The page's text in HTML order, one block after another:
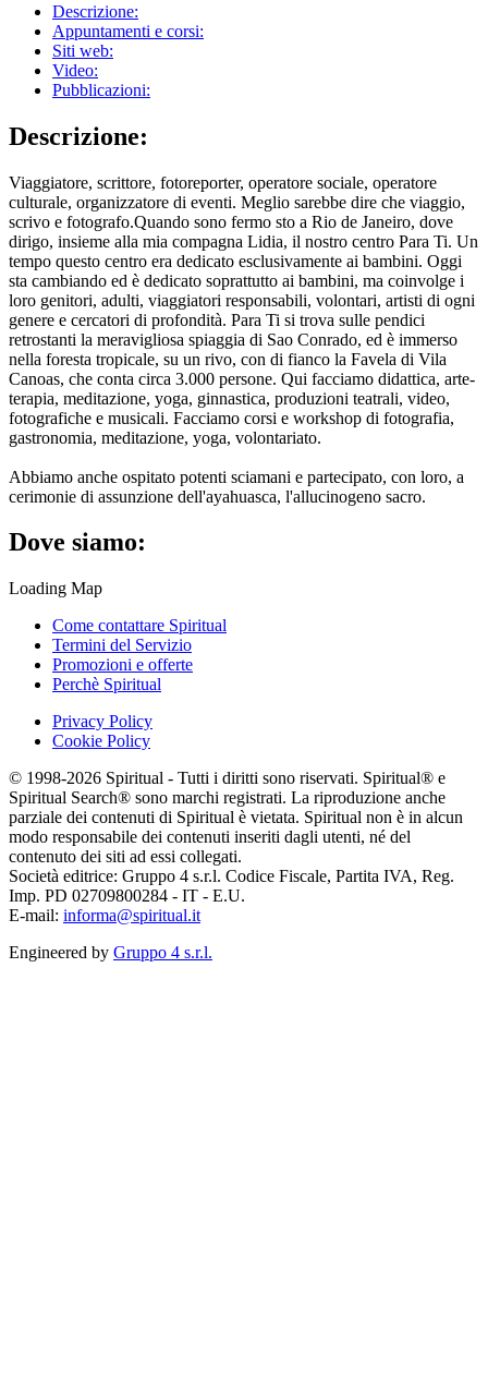
Descrizione:
Appuntamenti e corsi:
Siti web:
Video:
Pubblicazioni:
Descrizione:
Viaggiatore, scrittore, fotoreporter, operatore sociale, operatore
culturale, organizzatore di eventi. Meglio sarebbe dire che viaggio,
scrivo e fotografo.Quando sono fermo sto a Rio de Janeiro, dove
dirigo, insieme alla mia compagna Lidia, il nostro centro Para Ti. Un
tempo questo centro era dedicato esclusivamente ai bambini. Oggi
sta cambiando ed è dedicato soprattutto ai bambini, ma coinvolge i
loro genitori, adulti, viaggiatori responsabili, volontari, artisti di ogni
genere e cercatori di profondità. Para Ti si trova sulle pendici
retrostanti la meravigliosa spiaggia di Sao Conrado, ed è immerso
nella foresta tropicale, su un rivo, con di fianco la Favela di Vila
Canoas, che conta circa 3.000 persone. Qui facciamo didattica, arte-
terapia, meditazione, yoga, ginnastica, produzioni teatrali, video,
fotografiche e musicali. Facciamo corsi e workshop di fotografia,
gastronomia, meditazione, yoga, volontariato.
Abbiamo anche ospitato potenti sciamani e partecipato, con loro, a
cerimonie di assunzione dell'ayahuasca, l'allucinogeno sacro.
Dove siamo:
Loading Map
Come contattare Spiritual
Termini del Servizio
Promozioni e offerte
Perchè Spiritual
Privacy Policy
Cookie Policy
© 1998-2026 Spiritual - Tutti i diritti sono riservati. Spiritual® e
Spiritual Search® sono marchi registrati. La riproduzione anche
parziale dei contenuti di Spiritual è vietata. Spiritual non è in alcun
modo responsabile dei contenuti inseriti dagli utenti, né del
contenuto dei siti ad essi collegati.
Società editrice: Gruppo 4 s.r.l. Codice Fiscale, Partita IVA, Reg.
Imp. PD 02709800284 - IT - E.U.
E-mail: informa@spiritual.it
Engineered by Gruppo 4 s.r.l.